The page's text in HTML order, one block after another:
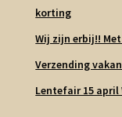
korting
Wij zijn erbij!!
Verzending
Lentefair 15 april